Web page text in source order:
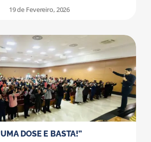
19 de Fevereiro, 2026
DOSE E BASTA!”